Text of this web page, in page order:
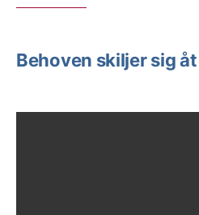
Behoven skiljer sig